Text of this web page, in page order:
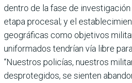
dentro de la fase de
etapa procesal; y el
geográficas como objetivos
uniformados tendrían vía libre
“Nuestros policías, nuestros
desprotegidos, se sienten